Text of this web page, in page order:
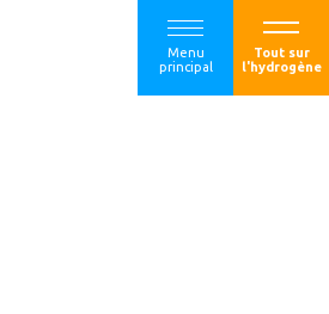
Menu
principal
Tout sur
l'hydrogène